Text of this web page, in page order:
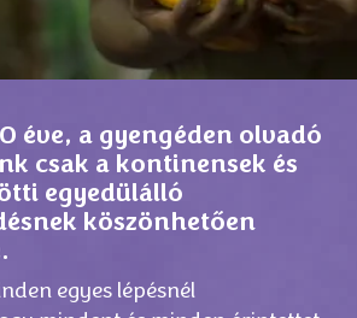
éve, a gyengéden olvadó
csak a kontinensek és
egyedülálló
köszönhetően
egyes lépésnél